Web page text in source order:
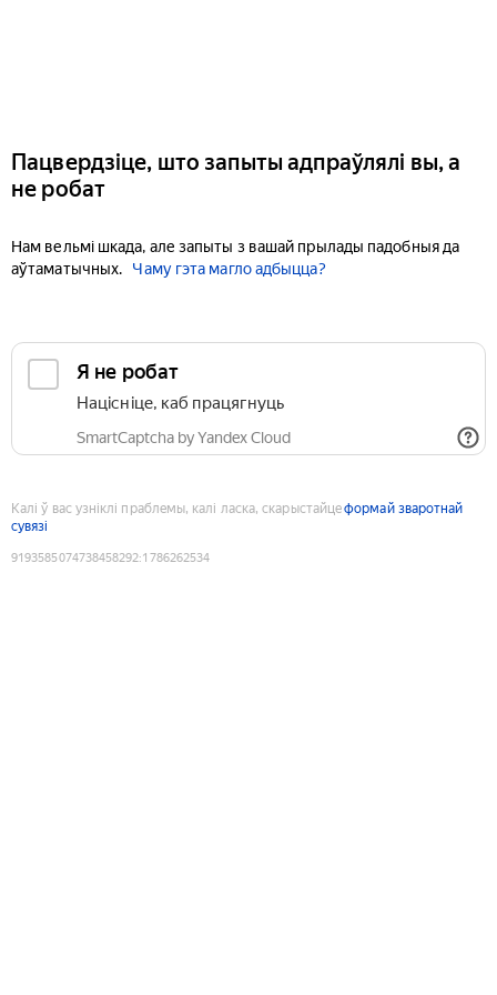
Пацвердзіце, што запыты адпраўлялі вы, а
не робат
Нам вельмі шкада, але запыты з вашай прылады падобныя да
аўтаматычных.
Чаму гэта магло адбыцца?
Я не робат
Націсніце, каб працягнуць
SmartCaptcha by Yandex Cloud
Калі ў вас узніклі праблемы, калі ласка, скарыстайцеформай зваротнай
сувязі
9193585074738458292:1786262534